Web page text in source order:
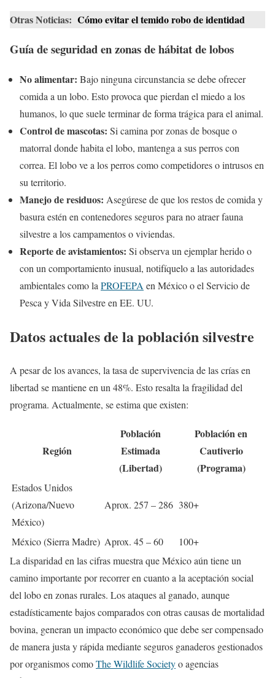
Otras Noticias: Cómo evitar el temido robo de identidad
Guía de seguridad en zonas de hábitat de lobos
No alimentar: Bajo ninguna circunstancia se debe ofrecer
comida a un lobo. Esto provoca que pierdan el miedo a los
humanos, lo que suele terminar de forma trágica para el animal.
Control de mascotas: Si camina por zonas de bosque o
matorral donde habita el lobo, mantenga a sus perros con
correa. El lobo ve a los perros como competidores o intrusos en
su territorio.
Manejo de residuos: Asegúrese de que los restos de comida y
basura estén en contenedores seguros para no atraer fauna
silvestre a los campamentos o viviendas.
Reporte de avistamientos: Si observa un ejemplar herido o
con un comportamiento inusual, notifíquelo a las autoridades
ambientales como laPROFEPAen México o el Servicio de
Pesca y Vida Silvestre en EE. UU.
Datos actuales de la población silvestre
A pesar de los avances, la tasa de supervivencia de las crías en
libertad se mantiene en un 48%. Esto resalta la fragilidad del
programa. Actualmente, se estima que existen:
Región
Población
Estimada
(Libertad)
Población en
Cautiverio
(Programa)
Estados Unidos
(Arizona/Nuevo
México)
Aprox. 257 – 286 380+
México (Sierra Madre) Aprox. 45 – 60
100+
La disparidad en las cifras muestra que México aún tiene un
camino importante por recorrer en cuanto a la aceptación social
del lobo en zonas rurales. Los ataques al ganado, aunque
estadísticamente bajos comparados con otras causas de mortalidad
bovina, generan un impacto económico que debe ser compensado
de manera justa y rápida mediante seguros ganaderos gestionados
por organismos comoThe Wildlife Societyo agencias